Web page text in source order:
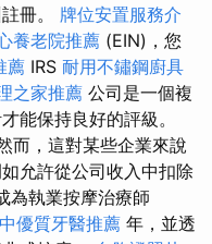
冊。 牌位安置服務介
養老院推薦 (EIN)，您
薦 IRS 耐用不鏽鋼廚具
之家推薦 公司是一個複
能保持良好的評級。
而，這對某些企業來說
允許從公司收入中扣除
為執業按摩治療師
優質牙醫推薦 年，並透